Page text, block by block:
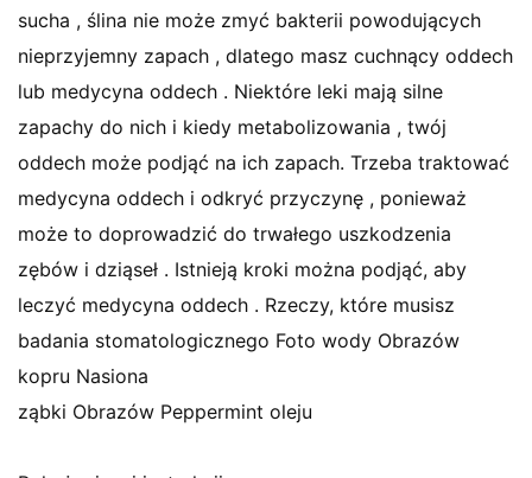
sucha , ślina nie może zmyć bakterii powodujących
nieprzyjemny zapach , dlatego masz cuchnący oddech
lub medycyna oddech . Niektóre leki mają silne
zapachy do nich i kiedy metabolizowania , twój
oddech może podjąć na ich zapach. Trzeba traktować
medycyna oddech i odkryć przyczynę , ponieważ
może to doprowadzić do trwałego uszkodzenia
zębów i dziąseł . Istnieją kroki można podjąć, aby
leczyć medycyna oddech . Rzeczy, które musisz
badania stomatologicznego Foto wody Obrazów
kopru Nasiona
ząbki Obrazów Peppermint oleju